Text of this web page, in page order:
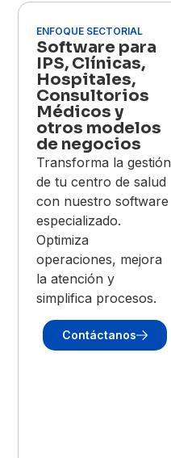
ENFOQUE SECTORIAL
Software para
IPS, Clínicas,
Hospitales,
Consultorios
Médicos y
otros modelos
de negocios
Transforma la gestión
de tu centro de salud
con nuestro software
especializado.
Optimiza
operaciones, mejora
la atención y
simplifica procesos.
Contáctanos